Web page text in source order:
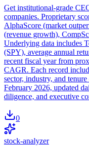
Get institutional-grade
companies. Proprietary
AlphaScore (market
(revenue growth),
Underlying data includes
(SPY), average annual
recent fiscal year from
CAGR. Each record
sector, industry, and
February 2026, updated
diligence, and executive
0
stock-analyzer